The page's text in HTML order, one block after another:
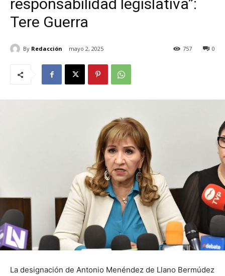
responsabilidad legislativa”:
Tere Guerra
By Redacción mayo 2, 2025 0
757
La designación de Antonio Menéndez de Llano Bermúdez